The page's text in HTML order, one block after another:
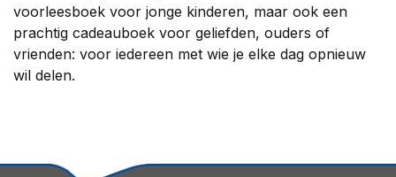
voorleesboek voor jonge kinderen, maar ook een
prachtig cadeauboek voor geliefden, ouders of
vrienden: voor iedereen met wie je elke dag opnieuw
wil delen.